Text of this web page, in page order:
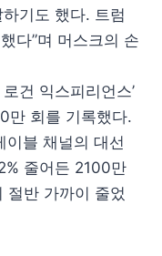
기도 했다. 트럼
다”며 머스크의 손
건 익스피리언스’
만 회를 기록했다.
이블 채널의 대선
줄어든 2100만
절반 가까이 줄었